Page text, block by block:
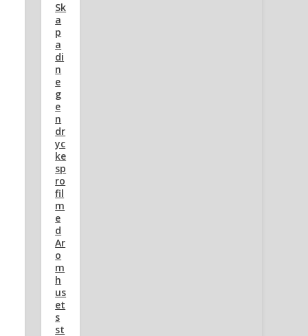
Sk
a
p
a
di
n
e
g
e
n
dr
yc
ke
sp
ro
fil
m
e
d
Ar
o
m
h
us
et
s
st